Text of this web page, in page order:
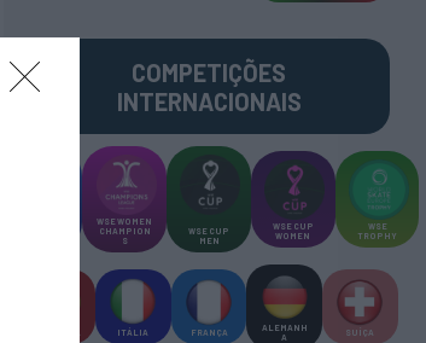
COMPETIÇÕES
INTERNACIONAIS
WSE WOMEN
CHAMPION
S
WSE CUP
MEN
WSE CUP
WOMEN
WSE
TROPHY
ITÁLIA FRANÇA
ALEMANH
A
SUÍÇA